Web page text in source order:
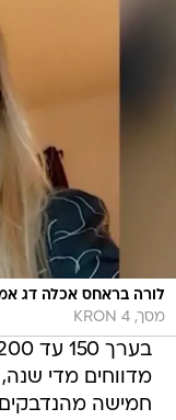
לורה בראחס אכלה דג
מסך, KRON 4
מדווחים מדי
חמישה